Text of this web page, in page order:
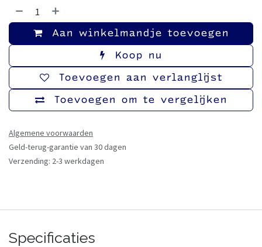
Aan winkelmandje toevoegen
Koop nu
Toevoegen om te vergelijken
Toevoegen aan verlanglijst
Algemene voorwaarden
Geld-terug-garantie van 30 dagen
Verzending: 2-3 werkdagen
Specificaties